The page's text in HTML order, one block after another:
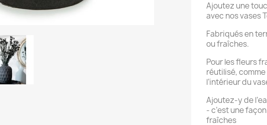
Ajoutez une
avec nos vases
Fabriqués en
ou fraîches.
Pour les fleurs
réutilisé,
l’intérieur du
Ajoutez-y de
- c’est une
fraîches